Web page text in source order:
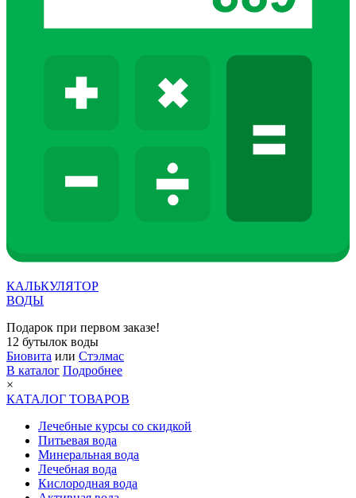
КАЛЬКУЛЯТОР
ВОДЫ
Подарок при первом заказе!
12 бутылок воды
Биовита или Стэлмас
В каталог Подробнее
×
КАТАЛОГ ТОВАРОВ
Лечебные курсы со скидкой
Питьевая вода
Минеральная вода
Лечебная вода
Кислородная вода